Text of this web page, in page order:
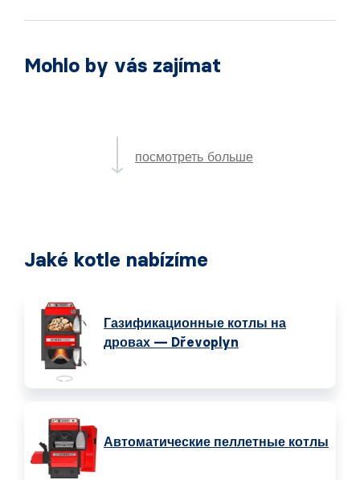
Mohlo by vás zajímat
посмотреть больше
Jaké kotle nabízíme
Газификационные котлы на
дровах — Dřevoplyn
Автоматические пеллетные котлы